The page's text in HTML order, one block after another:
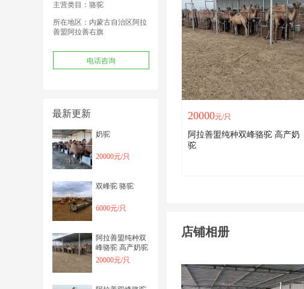
主营类目：骆驼
所在地区：内蒙古自治区阿拉
善盟阿拉善右旗
电话咨询
最新更新
奶驼
20000元/只
双峰驼 骆驼
6000元/只
阿拉善盟纯种双
峰骆驼 高产奶驼
20000元/只
20000元/只
阿拉善盟纯种双峰骆驼 高产奶
驼
店铺相册